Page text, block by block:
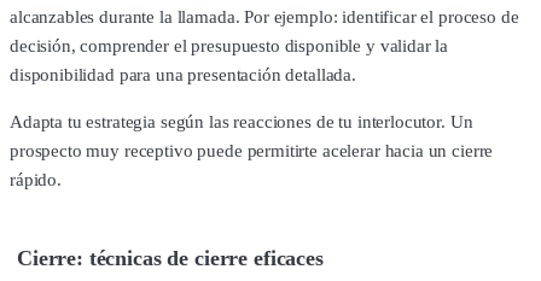
alcanzables durante la llamada. Por ejemplo: identificar el proceso de
decisión, comprender el presupuesto disponible y validar la
disponibilidad para una presentación detallada.
Adapta tu estrategia según las reacciones de tu interlocutor. Un
prospecto muy receptivo puede permitirte acelerar hacia un cierre
rápido.
Cierre: técnicas de cierre eficaces